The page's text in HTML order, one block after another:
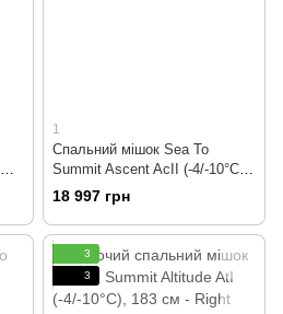
1
Спальний мішок Sea To
Summit Ascent AcII (-4/-10°C),
198 см - Left Zip, Moss/Spruce
(STS AAC2-L)
18 997 грн
3
3